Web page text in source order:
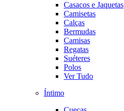
Casacos e Jaquetas
Camisetas
Calças
Bermudas
Camisas
Regatas
Suéteres
Polos
Ver Tudo
Íntimo